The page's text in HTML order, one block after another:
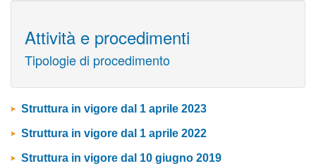
Attività e procedimenti
Tipologie di procedimento
Struttura in vigore dal 1 aprile 2023
Struttura in vigore dal 1 aprile 2022
Struttura in vigore dal 10 giugno 2019